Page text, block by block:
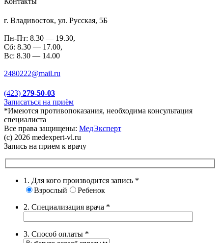
г. Владивосток, ул. Русская, 5Б
Пн-Пт: 8.30 — 19.30,
Сб: 8.30 — 17.00,
Вс: 8.30 — 14.00
2480222@mail.ru
(423) 279-50-03
Записаться на приём
*Имеются противопоказания, необходима консультация
специалиста
Все права защищены: МедЭксперт
(c) 2026 medexpert-vl.ru
Запись на прием к врачу
1. Для кого производится запись *
Взрослый
Ребенок
2. Специализация врача *
3. Способ оплаты *